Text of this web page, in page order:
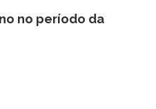
no período da